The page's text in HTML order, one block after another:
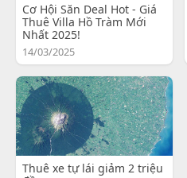
Cơ Hội Săn Deal Hot - Giá
Thuê Villa Hồ Tràm Mới
Nhất 2025!
14/03/2025
Thuê xe tự lái giảm 2 triệu